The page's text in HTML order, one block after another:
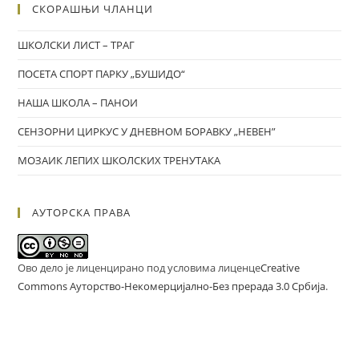
СКОРАШЊИ ЧЛАНЦИ
ШКОЛСКИ ЛИСТ – ТРАГ
ПОСЕТА СПОРТ ПАРКУ „БУШИДО“
НАША ШКОЛА – ПАНОИ
СЕНЗОРНИ ЦИРКУС У ДНЕВНОМ БОРАВКУ „НЕВЕН”
МОЗАИК ЛЕПИХ ШКОЛСКИХ ТРЕНУТАКА
АУТОРСКА ПРАВА
Ово дело је лиценцирано под условима лиценцеCreative
Commons Ауторство-Некомерцијално-Без прерада 3.0 Србија.